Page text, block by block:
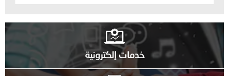
خدمات إلكترونية